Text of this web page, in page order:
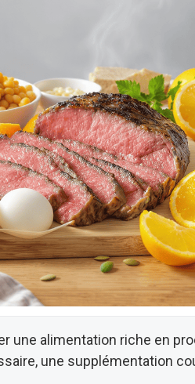
une alimentation riche en
une supplémentation